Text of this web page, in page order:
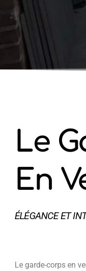
Le
En
ÉLÉGANCE ET
Le garde-corps en